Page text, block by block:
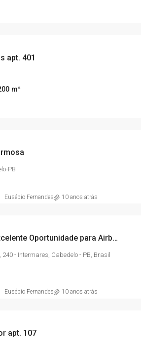
apt. 401
m²
PB
Eusébio Fernandes 10 anos atrás
Apartamento Excelente Oportunidade para Airbnb
240 - Intermares, Cabedelo - PB, Brasil
Eusébio Fernandes 10 anos atrás
apt. 107